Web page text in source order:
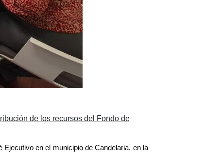
de los recursos del Fondo de
en el municipio de Candelaria, en la